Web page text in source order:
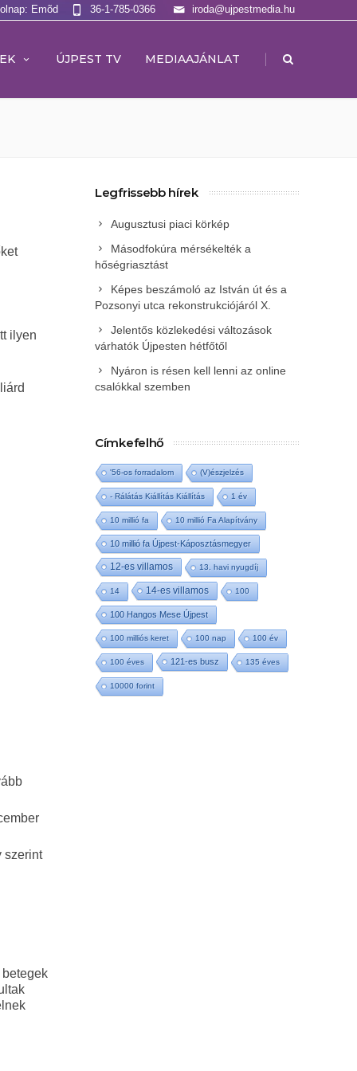
Emõd iroda@ujpestmedia.hu
36-1-785-0366
ÚJPEST TV MEDIAAJÁNLAT |
ilyen
szerint
Legfrissebb hírek
Augusztusi piaci körkép
Másodfokúra mérsékelték a
hőségriasztást
Képes beszámoló az István út és a
Pozsonyi utca rekonstrukciójáról X.
Jelentős közlekedési változások
várhatók Újpesten hétfőtől
Nyáron is résen kell lenni az online
csalókkal szemben
Címkefelhő
'56-os forradalom (V)észjelzés
- Rálátás Kiállítás Kiállítás 1 év
10 millió fa 10 millió Fa Alapítvány
10 millió fa Újpest-Káposztásmegyer
12-es villamos 13. havi nyugdíj
14 14-es villamos 100
100 Hangos Mese Újpest
100 milliós keret 100 nap 100 év
100 éves 121-es busz 135 éves
10000 forint